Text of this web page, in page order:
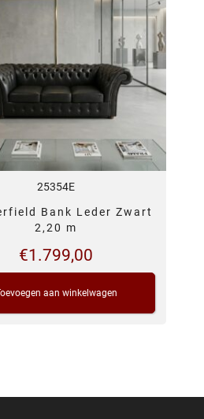
25354E
Bank Leder Zwart
2,20 m
€1.799,00
aan winkelwagen